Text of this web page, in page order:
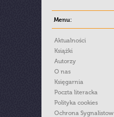
Menu:
Aktualności
Książki
Autorzy
O nas
Księgarnia
Poczta literacka
Polityka cookies
Ochrona Sygnalistow